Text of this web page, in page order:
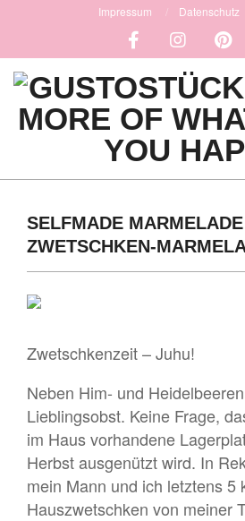
content
Impressum Datenschutz
DO
MORE
OF
MAKES
YOU
HAPPY!
Navigation
Menu
SELFMADE
ZWETSCHKEN-
Zwetschkenzeit – Juhu!
Neben Him- und
Lieblingsobst. Keine Frage,
im Haus vorhandene
Herbst ausgenützt wird. In
mein Mann und ich letztens 5
Hauszwetschken von meiner